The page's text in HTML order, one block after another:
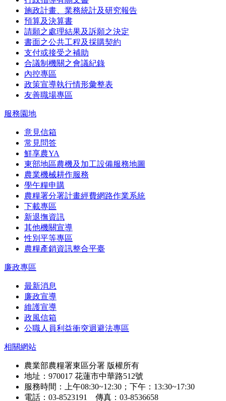
施政計畫、業務統計及研究報告
預算及決算書
請願之處理結果及訴願之決定
書面之公共工程及採購契約
支付或接受之補助
合議制機關之會議紀錄
內控專區
政策宣導執行情形彙整表
友善職場專區
服務園地
意見信箱
常見問答
鮮享農YA
東部地區農機及加工設備服務地圖
農業機械耕作服務
學午糧申購
農糧署分署計畫經費網路作業系統
下載專區
新退撫資訊
其他機關宣導
性別平等專區
農糧產銷資訊整合平臺
廉政專區
最新消息
廉政宣導
維護宣導
政風信箱
公職人員利益衝突迴避法專區
相關網站
農業部農糧署東區分署 版權所有
地址：970017 花蓮市中華路512號
服務時間：上午08:30~12:30；下午：13:30~17:30
電話：03-8523191 傳真：03-8536658